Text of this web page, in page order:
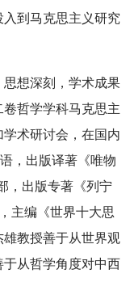
到马克思主义研究
想深刻，学术成果
哲学学科马克思主
术研讨会，在国内
，出版译著《唯物
，出版专著《列宁
主编《世界十大思
教授善于从世界观
从哲学角度对中西